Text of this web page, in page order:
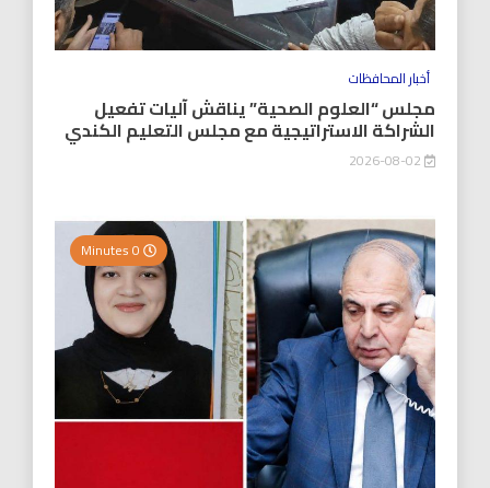
أخبار المحافظات
مجلس “العلوم الصحية” يناقش آليات تفعيل
الشراكة الاستراتيجية مع مجلس التعليم الكندي